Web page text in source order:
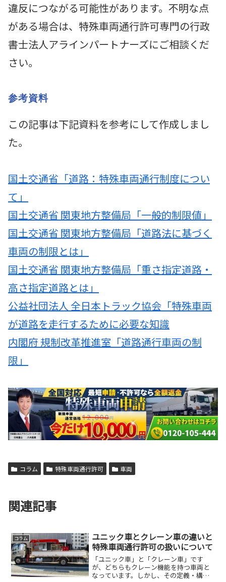
違反につながる可能性があります。不明な点
がある場合は、特殊車両通行許可専門の行政
書士法人アラインパートナーズにご相談くだ
さい。
参考資料
この記事は下記資料を参考にして作成しまし
た。
国土交通省「道路：特殊車両通行制度につい
て」
国土交通省 関東地方整備局「一般的制限値」
国土交通省 関東地方整備局「道路法に基づく
車両の制限とは」
国土交通省 関東地方整備局「重さ指定道路・
高さ指定道路とは」
公益社団法人 全日本トラック協会「特殊車両
が道路を走行するために必要な知識
内閣府 規制改革推進室「道路通行車両の制
限」
コラム 特殊車両通行許可 車両
関連記事
コラム
ユニック車とクレーン車の違いと
特殊車両通行許可の扱いについて
「ユニック車」と「クレーン車」です
が、どちらもクレーン機能を持つ車両と
なっています。しかし、その定義・構